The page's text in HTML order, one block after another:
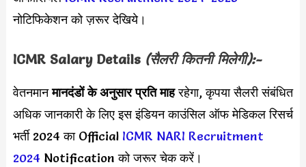
नोटिफिकेशन को ज़रूर देखिये।
ICMR Salary Details (सैलरी कितनी मिलेगी):-
वेतनमानमानदंडों के अनुसारप्रति माहरहेगा, कृपया सैलरी संबंधित
अधिक जानकारी के लिए इस इंडियन काउंसिल ऑफ मेडिकल रिसर्च
भर्ती 2024 का Official ICMR NARI Recruitment
2024 Notification को जरूर चेक करें।